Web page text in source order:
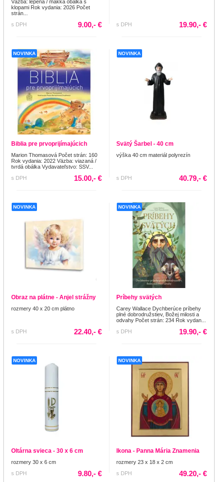
Väzba: lepená / mäkká obálka s
klopami Rok vydania: 2026 Počet
strán...
s DPH
9.00,- € s DPH 19.90,- €
NOVINKA
Biblia pre prvoprijímajúcich
Marion Thomasová Počet strán: 160
Rok vydania: 2022 Väzba: viazaná /
tvrdá obálka Vydavateľstvo: SSV...
s DPH
15.00,- €
NOVINKA
Svätý Šarbel - 40 cm
výška 40 cm materiál polyrezín
s DPH 40.79,- €
NOVINKA
Obraz na plátne - Anjel strážny
rozmery 40 x 20 cm plátno
s DPH 22.40,- €
NOVINKA
Príbehy svätých
Carey Wallace Dychberúce príbehy
plné dobrodružstiev, Božej milosti a
odvahy Počet strán: 234 Rok vydan...
s DPH
19.90,- €
NOVINKA
Oltárna svieca - 30 x 6 cm
rozmery 30 x 6 cm
s DPH
9.80,- €
NOVINKA
Ikona - Panna Mária Znamenia
rozmery 23 x 18 x 2 cm
s DPH
49.20,- €